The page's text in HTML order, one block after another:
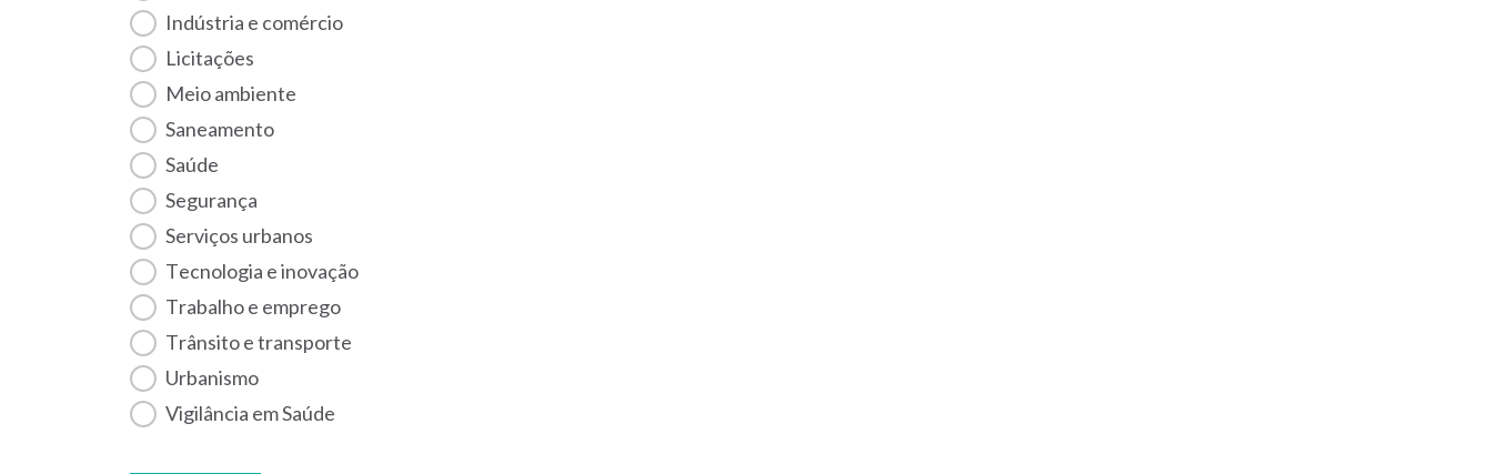
Indústria e comércio
Licitações
Meio ambiente
Saneamento
Saúde
Segurança
Serviços urbanos
Tecnologia e inovação
Trabalho e emprego
Trânsito e transporte
Urbanismo
Vigilância em Saúde